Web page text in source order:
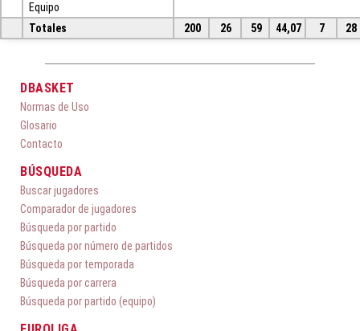
Equipo
Totales
200 26 59 44,07 7 28
DBASKET
Normas de Uso
Glosario
Contacto
BÚSQUEDA
Buscar jugadores
Comparador de jugadores
Búsqueda por partido
Búsqueda por número de partidos
Búsqueda por temporada
Búsqueda por carrera
Búsqueda por partido (equipo)